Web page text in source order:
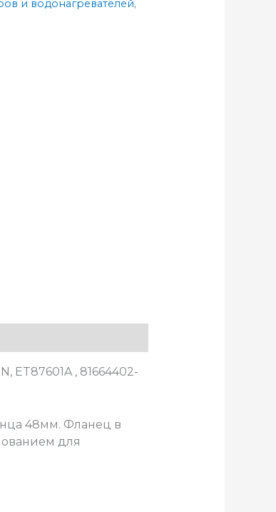
и водонагревателей,
ET87601A , 81664402-
48мм. Фланец в
для